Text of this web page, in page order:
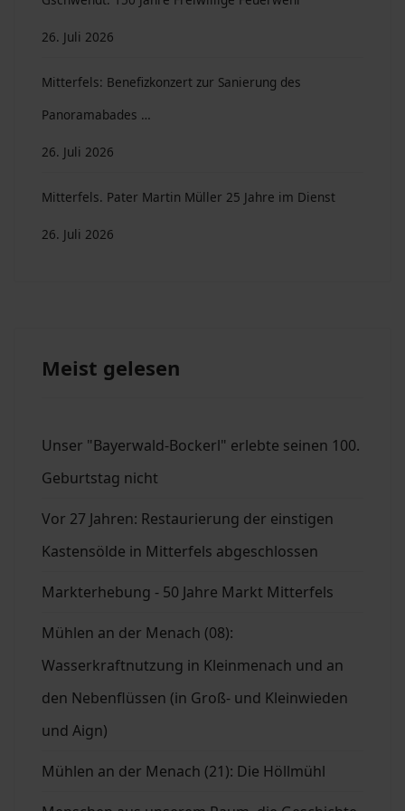
26. Juli 2026
Mitterfels: Benefizkonzert zur Sanierung des
Panoramabades …
26. Juli 2026
Mitterfels. Pater Martin Müller 25 Jahre im Dienst
26. Juli 2026
Meist gelesen
Unser "Bayerwald-Bockerl" erlebte seinen 100.
Geburtstag nicht
Vor 27 Jahren: Restaurierung der einstigen
Kastensölde in Mitterfels abgeschlossen
Markterhebung - 50 Jahre Markt Mitterfels
Mühlen an der Menach (08):
Wasserkraftnutzung in Kleinmenach und an
den Nebenflüssen (in Groß- und Kleinwieden
und Aign)
Mühlen an der Menach (21): Die Höllmühl